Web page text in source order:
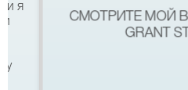
я
и
СМОТРИТЕ МОЙ
GRANT